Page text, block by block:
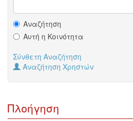
Αναζήτηση
Αυτή η Κοινότητα
Σύνθετη Αναζήτηση
Αναζήτηση Χρηστών
Πλοήγηση